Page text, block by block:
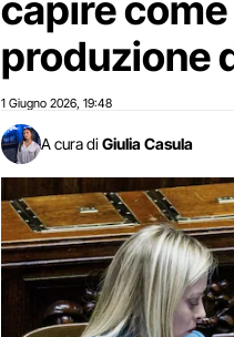
capire
produzione
1 Giugno 2026 19:48
A cura di Giulia Casula